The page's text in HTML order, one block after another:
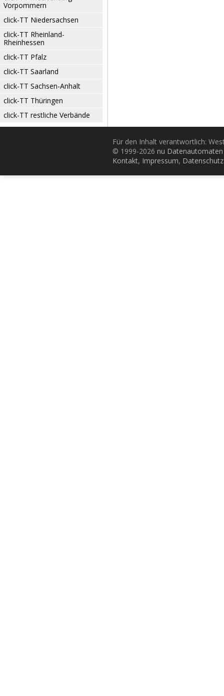
Vorpommern
click-TT Niedersachsen
click-TT Rheinland-
Rheinhessen
click-TT Pfalz
click-TT Saarland
click-TT Sachsen-Anhalt
click-TT Thüringen
click-TT restliche Verbände
Für den Inhalt verantwortlich:
© 1999-2026 nu
Kontakt, Impressum, Datenschutz